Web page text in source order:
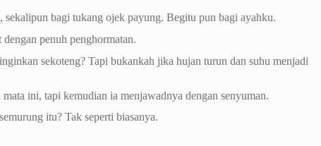
bagi tukang ojek payung. Begitu pun bagi ayahku.
penuh penghormatan.
sekoteng? Tapi bukankah jika hujan turun dan suhu menjadi
ini, tapi kemudian ia menjawadnya dengan senyuman.
itu? Tak seperti biasanya.